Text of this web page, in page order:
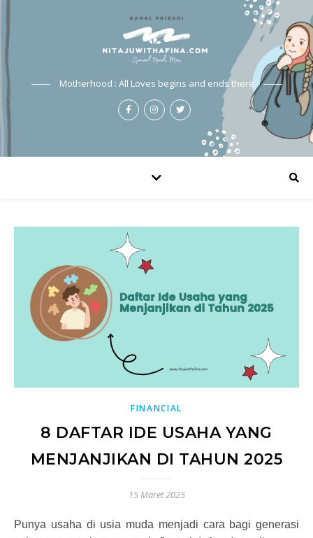
Motherhood : All Loves begins and ends there
FINANCIAL
8 DAFTAR IDE USAHA YANG
MENJANJIKAN DI TAHUN 2025
15 Maret 2025
Punya usaha di usia muda menjadi cara bagi generasi